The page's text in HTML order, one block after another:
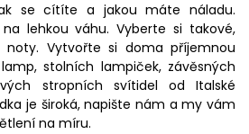
se cítíte a jakou máte náladu.
lehkou váhu. Vyberte si takové,
Vytvořte si doma příjemnou
stolních lampiček, závěsných
stropních svítidel od Italské
je široká, napište nám a my vám
na míru.